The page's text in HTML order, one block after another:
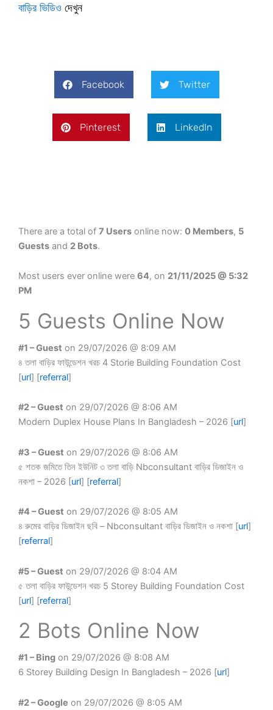
বাড়ির ভিডিও দেখুন
Facebook Twitter
Pinterest LinkedIn
There are a total of 7 Users online now: 0 Members, 5
Guests and 2 Bots.
Most users ever online were 64, on 21/11/2025 @ 5:32
PM
5 Guests Online Now
#1 – Guest on 29/07/2026 @ 8:09 AM
৪ তলা বাড়ির ফাউন্ডেশন খরচ 4 Storie Building Foundation Cost
[url] [referral]
#2 – Guest on 29/07/2026 @ 8:06 AM
Modern Duplex House Plans In Bangladesh – 2026 [url]
#3 – Guest on 29/07/2026 @ 8:06 AM
৫ শতক জমিতে তিন ইউনিট ৩ তলা বাড়ি Nbconsultant বাড়ির ডিজাইন ও
নকশা – 2026 [url] [referral]
#4 – Guest on 29/07/2026 @ 8:05 AM
৪ রুমের বাড়ির ডিজাইন ছবি – Nbconsultant বাড়ির ডিজাইন ও নকশা [url]
[referral]
#5 – Guest on 29/07/2026 @ 8:04 AM
৫ তলা বাড়ির ফাউন্ডেশন খরচ 5 Storey Building Foundation Cost
[url] [referral]
2 Bots Online Now
#1 – Bing on 29/07/2026 @ 8:08 AM
6 Storey Building Design In Bangladesh – 2026 [url]
#2 – Google on 29/07/2026 @ 8:05 AM